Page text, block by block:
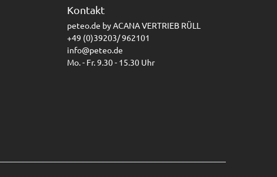
Kontakt
peteo.de by ACANA VERTRIEB RÜLL
+49 (0)39203/ 962101
info@peteo.de
Mo. - Fr. 9.30 - 15.30 Uhr